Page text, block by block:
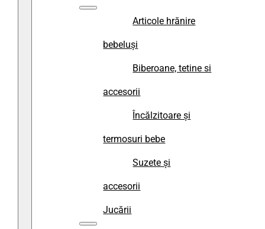
Articole hrănire
bebeluși
Biberoane, tetine si
accesorii
Încălzitoare și
termosuri bebe
Suzete și
accesorii
Jucării